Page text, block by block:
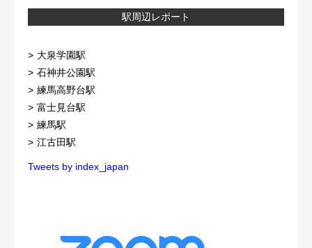
駅周辺レポート
大泉学園駅
石神井公園駅
練馬高野台駅
富士見台駅
練馬駅
江古田駅
Tweets by index_japan